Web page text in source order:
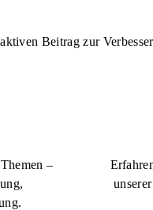
Beitrag zur
–